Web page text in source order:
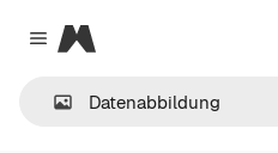
Close menu
Magnific